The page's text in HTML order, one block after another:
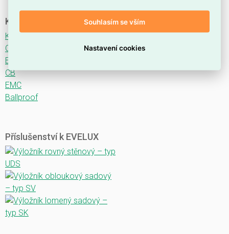
Ke stažení
Katalogový list
CE
ENEC
CB
EMC
Ballproof
Příslušenství k EVELUX
Souhlasím se vším
Nastavení cookies